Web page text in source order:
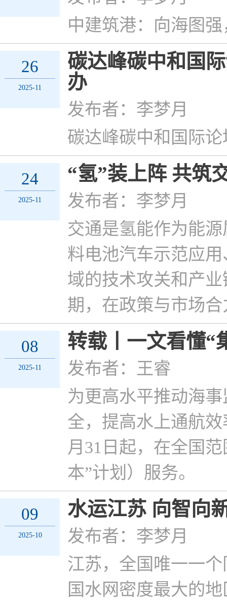
中建筑港：向海图
26
2025-11
碳达峰碳中和国
办
发布者：李梦月
碳达峰碳中和国际
24
2025-11
“氢”装上阵 共筑
发布者：李梦月
交通是氢能作为能
料电池汽车示范应
域的技术攻关和产
期，在政策与市场
08
2025-11
转载丨一文看懂“
发布者：王睿
为更高水平推动海
全，提高水上通航
月31日起，在全国
本”计划）服务。
09
2025-10
水运江苏 向智向
发布者：李梦月
江苏，全国唯一一
国水网密度最大的